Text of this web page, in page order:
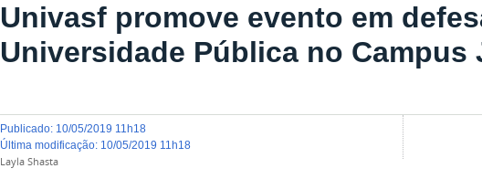
Univasf promove evento em
Universidade Pública no Campus
publicado: 10/05/2019 11h18
última modificação: 10/05/2019 11h18
Layla Shasta